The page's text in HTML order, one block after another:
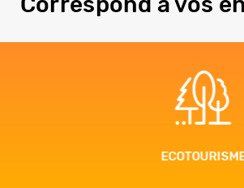
ECOTOURISME